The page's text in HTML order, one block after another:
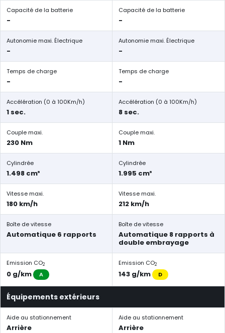
Capacité de la batterie
-
Capacité de la batterie
-
Autonomie maxi. Électrique
-
Autonomie maxi. Électrique
-
Temps de charge
-
Temps de charge
-
Accélération (0 à 100Km/h)
1 sec.
Accélération (0 à 100Km/h)
8 sec.
Couple maxi.
230 Nm
Couple maxi.
1 Nm
Cylindrée
1.498 cm³
Cylindrée
1.995 cm³
Vitesse maxi.
180 km/h
Vitesse maxi.
212 km/h
Boîte de vitesse
Automatique 6 rapports
Boîte de vitesse
Automatique 8 rapports à
double embrayage
Emission CO2
0 g/km A
Emission CO2
143 g/km D
Équipements extérieurs
Aide au stationnement
Arrière
Aide au stationnement
Arrière